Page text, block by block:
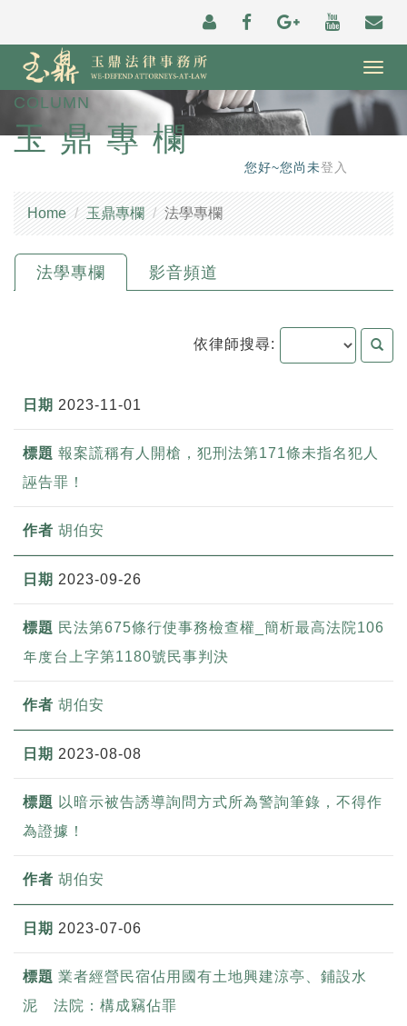
COLUMN
玉鼎專欄
您好~您尚未登入
Home 玉鼎專欄 法學專欄
法學專欄 影音頻道
依律師搜尋:
2023-11-01
報案謊稱有人開槍，犯刑法第171條未指名犯人
誣告罪！
胡伯安
2023-09-26
民法第675條行使事務檢查權_簡析最高法院106
年度台上字第1180號民事判決
胡伯安
2023-08-08
以暗示被告誘導詢問方式所為警詢筆錄，不得作
為證據！
胡伯安
2023-07-06
業者經營民宿佔用國有土地興建涼亭、鋪設水
泥 法院：構成竊佔罪